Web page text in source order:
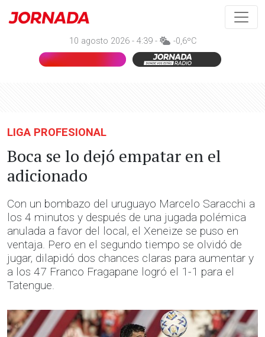
10 agosto 2026 - 4:39 - -0,6ºC
LIGA PROFESIONAL
Boca se lo dejó empatar en el
adicionado
Con un bombazo del uruguayo Marcelo Saracchi a
los 4 minutos y después de una jugada polémica
anulada a favor del local, el Xeneize se puso en
ventaja. Pero en el segundo tiempo se olvidó de
jugar, dilapidó dos chances claras para aumentar y
a los 47 Franco Fragapane logró el 1-1 para el
Tatengue.